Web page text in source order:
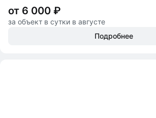
от 6 000 ₽
за объект в сутки в августе
Подробнее